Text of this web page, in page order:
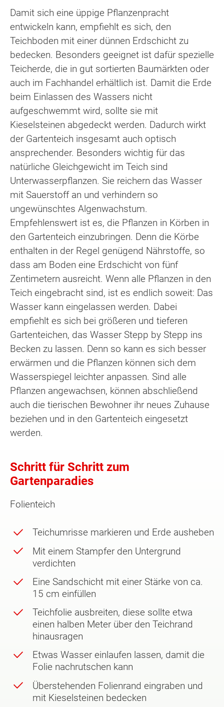
Damit sich eine üppige Pflanzenpracht
entwickeln kann, empfiehlt es sich, den
Teichboden mit einer dünnen Erdschicht zu
bedecken. Besonders geeignet ist dafür spezielle
Teicherde, die in gut sortierten Baumärkten oder
auch im Fachhandel erhältlich ist. Damit die Erde
beim Einlassen des Wassers nicht
aufgeschwemmt wird, sollte sie mit
Kieselsteinen abgedeckt werden. Dadurch wirkt
der Gartenteich insgesamt auch optisch
ansprechender. Besonders wichtig für das
natürliche Gleichgewicht im Teich sind
Unterwasserpflanzen. Sie reichern das Wasser
mit Sauerstoff an und verhindern so
ungewünschtes Algenwachstum.
Empfehlenswert ist es, die Pflanzen in Körben in
den Gartenteich einzubringen. Denn die Körbe
enthalten in der Regel genügend Nährstoffe, so
dass am Boden eine Erdschicht von fünf
Zentimetern ausreicht. Wenn alle Pflanzen in den
Teich eingebracht sind, ist es endlich soweit: Das
Wasser kann eingelassen werden. Dabei
empfiehlt es sich bei größeren und tieferen
Gartenteichen, das Wasser Stepp by Stepp ins
Becken zu lassen. Denn so kann es sich besser
erwärmen und die Pflanzen können sich dem
Wasserspiegel leichter anpassen. Sind alle
Pflanzen angewachsen, können abschließend
auch die tierischen Bewohner ihr neues Zuhause
beziehen und in den Gartenteich eingesetzt
werden.
Schritt für Schritt zum
Gartenparadies
Folienteich
Teichumrisse markieren und Erde ausheben
Mit einem Stampfer den Untergrund
verdichten
Eine Sandschicht mit einer Stärke von ca.
15 cm einfüllen
Teichfolie ausbreiten, diese sollte etwa
einen halben Meter über den Teichrand
hinausragen
Etwas Wasser einlaufen lassen, damit die
Folie nachrutschen kann
Überstehenden Folienrand eingraben und
mit Kieselsteinen bedecken